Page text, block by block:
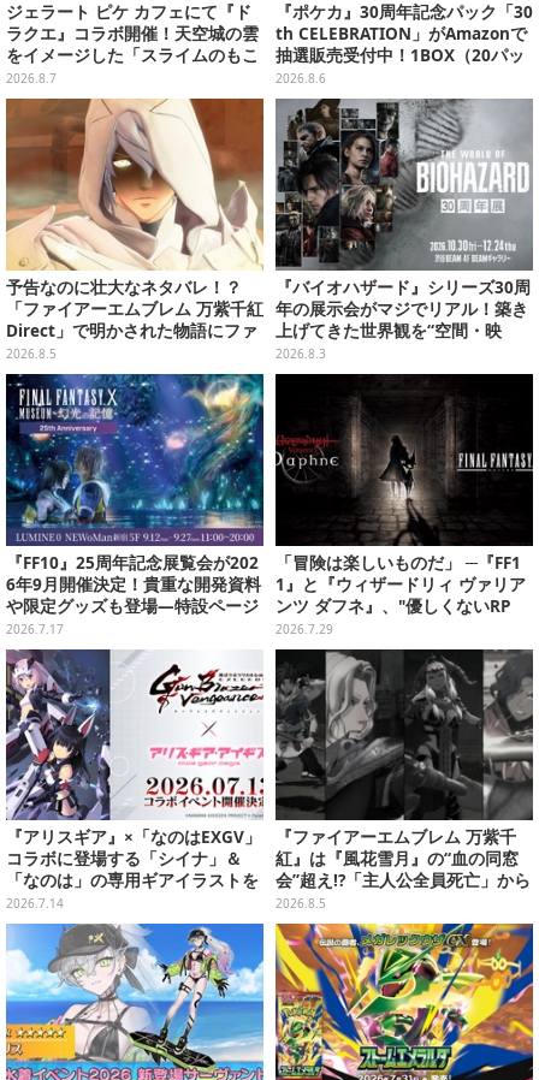
ジェラート ピケ カフェにて『ド
ラクエ』コラボ開催！天空城の雲
をイメージした「スライムのもこ
もこ天空クレープ」などを提供
2026.8.7
『ポケカ』30周年記念パック「30
th CELEBRATION」がAmazonで
抽選販売受付中！1BOX（20パッ
ク入り）
2026.8.6
予告なのに壮大なネタバレ！？
「ファイアーエムブレム 万紫千紅
Direct」で明かされた物語にファ
ンも震え上がる
2026.8.5
『バイオハザード』シリーズ30周
年の展示会がマジでリアル！築き
上げてきた世界観を“空間・映
像・造形”で追体験
2026.8.3
『FF10』25周年記念展覧会が202
6年9月開催決定！貴重な開発資料
や限定グッズも登場―特設ページ
では“思い出コメント”募集中
2026.7.17
「冒険は楽しいものだ」 ─『FF1
1』と『ウィザードリィ ヴァリア
ンツ ダフネ』、"優しくないRP
G"の沼にどっぷり沈んだ4人の話
2026.7.29
『アリスギア』×「なのはEXGV」
コラボに登場する「シイナ」＆
「なのは」の専用ギアイラストを
大公開！ なんと「なのは」は本邦
初公開！
2026.7.14
『ファイアーエムブレム 万紫千
紅』は『風花雪月』の“血の同窓
会”超え!?「主人公全員死亡」から
始まる物語は、様々なシリーズ作
を想起させる
2026.8.5